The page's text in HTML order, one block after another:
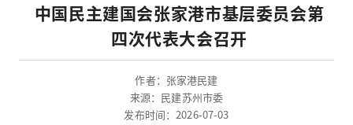
中国民主建国会张家港市基层委员会第
四次代表大会召开
作者：张家港民建
来源：民建苏州市委
发布时间：2026-07-03